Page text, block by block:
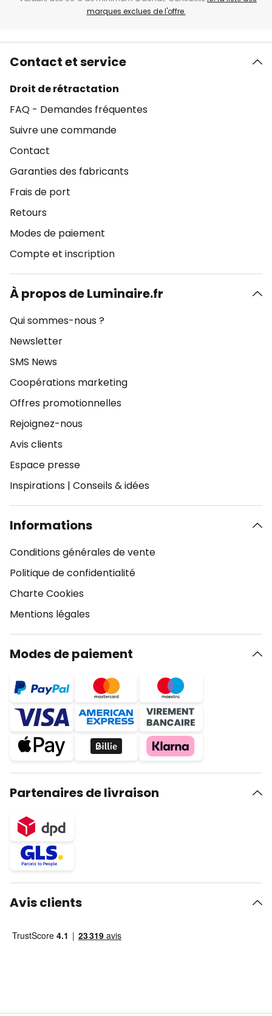
marques exclues de l'offre.
Contact et service
Droit de rétractation
FAQ - Demandes fréquentes
Suivre une commande
Contact
Garanties des fabricants
Frais de port
Retours
Modes de paiement
Compte et inscription
À propos de Luminaire.fr
Qui sommes-nous ?
Newsletter
SMS News
Coopérations marketing
Offres promotionnelles
Rejoignez-nous
Avis clients
Espace presse
Inspirations | Conseils & idées
Informations
Conditions générales de vente
Politique de confidentialité
Charte Cookies
Mentions légales
Modes de paiement
Partenaires de livraison
Avis clients